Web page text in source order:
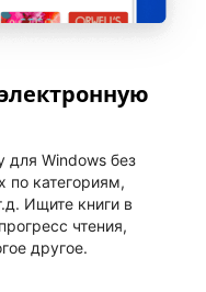
для Windows без
по категориям,
Ищите книги в
чтения,
другое.